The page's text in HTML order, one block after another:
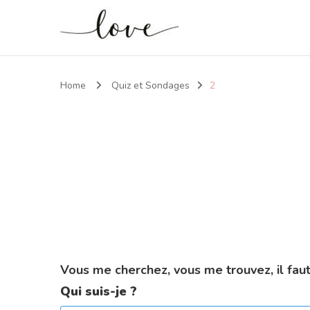
Home Quiz et Sondages 2
Vous me cherchez, vous me trouvez, il
Qui suis-je ?